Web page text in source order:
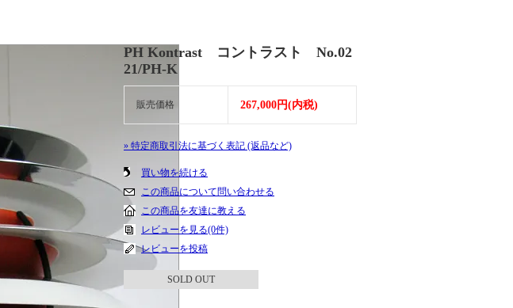
PH Kontrast コントラスト No.02
21/PH-K
販売価格 267,000円(内税)
» 特定商取引法に基づく表記 (返品など)
買い物を続ける
この商品について問い合わせる
この商品を友達に教える
レビューを見る(0件)
レビューを投稿
SOLD OUT